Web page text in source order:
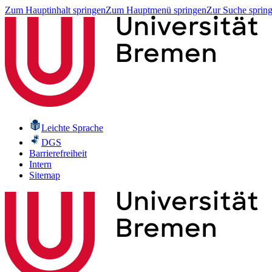
Zum Hauptinhalt springenZum Hauptmenü springenZur Suche
Leichte Sprache
DGS
Barrierefreiheit
Intern
Sitemap